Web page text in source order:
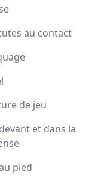
au contact
de jeu
et dans la
pied